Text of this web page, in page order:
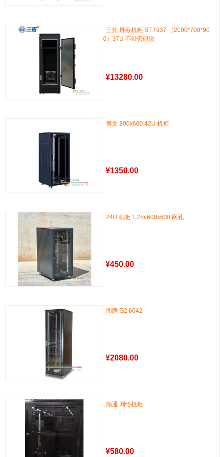
三拓 屏蔽机柜 ST.7937 （2000*700*90
0）37U 不带密码锁
¥13280.00
博文 800x600 42U 机柜
¥1350.00
24U 机柜 1.2m 600x600 网孔
¥450.00
图腾 G2 6042
¥2080.00
顺通 网络机柜
¥580.00